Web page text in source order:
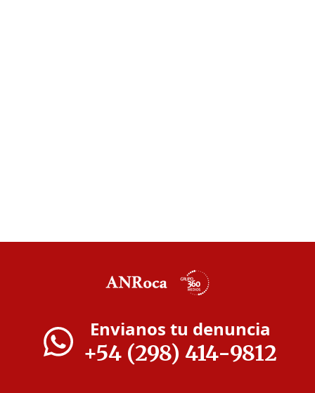
Envianos tu denuncia
+54 (298) 414-9812